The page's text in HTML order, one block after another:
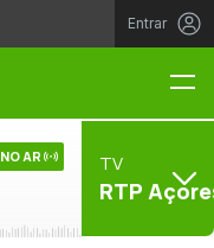
Entrar
NO AR TV
RTP